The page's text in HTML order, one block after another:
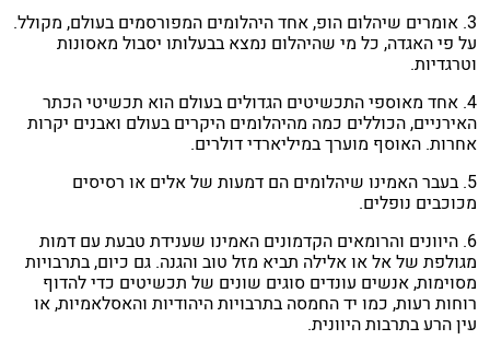
3. אומרים שיהלום הופ, אחד היהלומים המפורסמים בעולם, מקולל.
על פי האגדה, כל מי שהיהלום נמצא בבעלותו יסבול מאסונות
וטרגדיות.
4. אחד מאוספי התכשיטים הגדולים בעולם הוא תכשיטי הכתר
האירניים, הכוללים כמה מהיהלומים היקרים בעולם ואבנים יקרות
אחרות. האוסף מוערך במיליארדי דולרים.
5. בעבר האמינו שיהלומים הם דמעות של אלים או רסיסים
מכוכבים נופלים.
6. היוונים והרומאים הקדמונים האמינו שענידת טבעת עם דמות
מגולפת של אל או אלילה תביא מזל טוב והגנה. גם כיום, בתרבויות
מסוימות, אנשים עונדים סוגים שונים של תכשיטים כדי להדוף
רוחות רעות, כמו יד החמסה בתרבויות היהודיות והאסלאמיות, או
עין הרע בתרבות היוונית.